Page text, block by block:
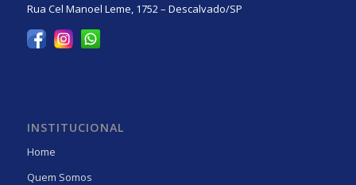
Rua Cel Manoel Leme, 1752 – Descalvado/SP
INSTITUCIONAL
Home
Quem Somos